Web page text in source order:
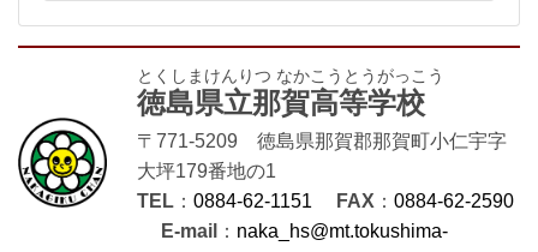
とくしまけんりつ なかこうとうがっこう
徳島県立那賀高等学校
〒771-5209 徳島県那賀郡那賀町小仁宇字
大坪179番地の1
TEL ： 0884-62-1151 FAX ： 0884-62-2590
E-mail
： naka_hs@mt.tokushima-